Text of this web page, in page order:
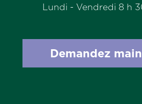
Lundi - Vendredi 8 h
Demandez